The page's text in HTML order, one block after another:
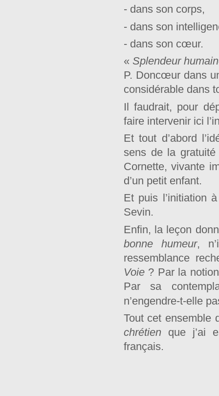
- dans son corps,
- dans son
- dans son cœur.
«Splendeur
P. Doncœur dans
considérable dans
Il faudrait, pour
faire intervenir ici
Et tout d’abord
sens de la
Cornette, vivante
d’un petit enfant.
Et puis l’initiation
Sevin.
Enfin, la leçon
bonne humeur,
ressemblance
Voie? Par la notion
Par sa
n’engendre-t-elle
Tout cet ensemble
chrétien que j’ai
français.